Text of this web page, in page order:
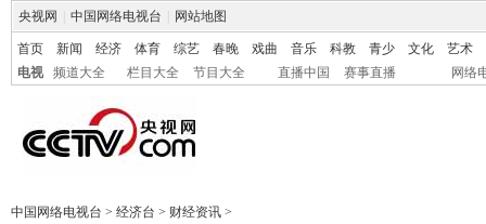
央视网 中国网络电视台 网站地图
首页 新闻 经济 体育 综艺 春晚 戏曲 音乐 科教 青少 文化
艺术
电视
频道大全 栏目大全 节目大全 直播中国 赛事直播 网络
中国网络电视台 > 经济台 > 财经资讯 >